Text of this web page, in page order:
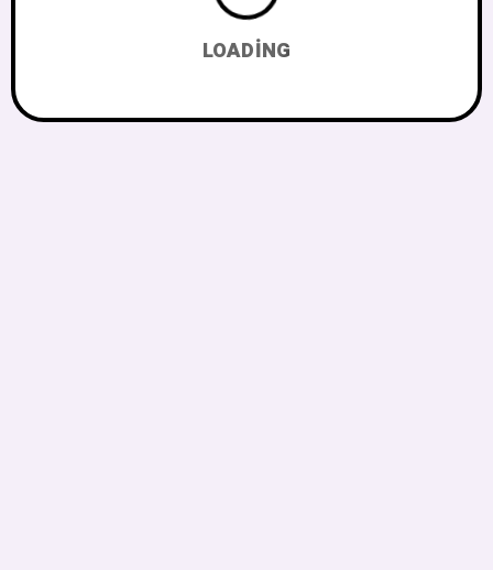
LOADING